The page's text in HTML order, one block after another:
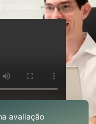
avaliação